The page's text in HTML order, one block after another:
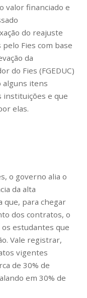
valor financiado e
do reajuste
Fies com base
da
do Fies (FGEDUC)
alguns itens
instituições e que
elas.
o governo alia o
da alta
que, para chegar
dos contratos, o
estudantes que
Vale registrar,
vigentes
de 30% de
em 30% de